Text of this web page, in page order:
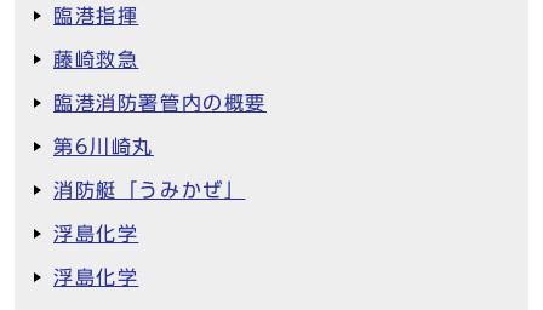
臨港指揮
藤崎救急
臨港消防署管内の概要
第6川崎丸
消防艇「うみかぜ」
浮島化学
浮島化学